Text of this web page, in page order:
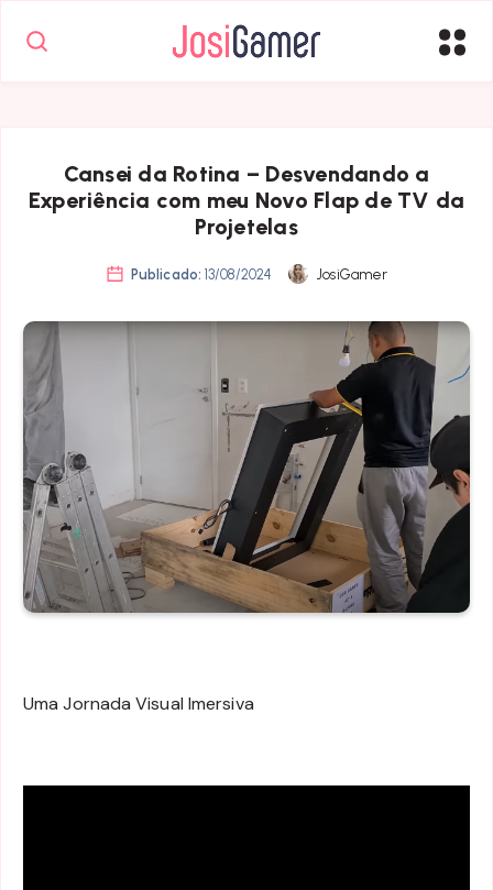
Cansei da Rotina – Desvendando a
Experiência com meu Novo Flap de TV da
Projetelas
Publicado: 13/08/2024 JosiGamer
Uma Jornada Visual Imersiva